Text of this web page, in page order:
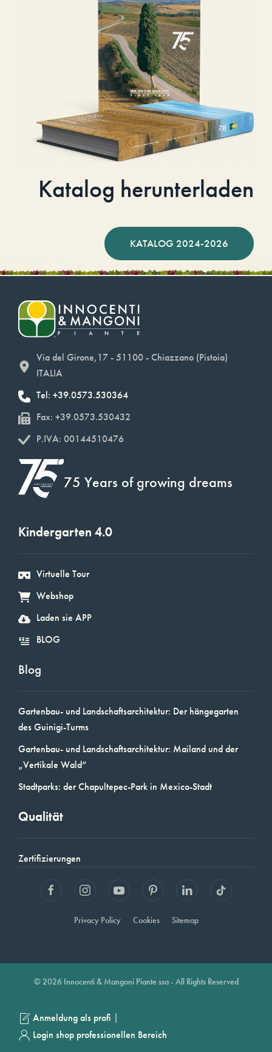
Katalog herunterladen
KATALOG 2024-2026
Via del Girone,17 - 51100 - Chiazzano (Pistoia)
ITALIA
Tel: +39.0573.530364
Fax: +39.0573.530432
P.IVA: 00144510476
75 Years of growing dreams
Kindergarten 4.0
Virtuelle Tour
Webshop
Laden sie APP
BLOG
Blog
Gartenbau- und Landschaftsarchitektur: Der hängegarten
des Guinigi-Turms
Gartenbau- und Landschaftsarchitektur: Mailand und der
„Vertikale Wald“
Stadtparks: der Chapultepec-Park in Mexico-Stadt
Qualität
Zertifizierungen
Privacy Policy Cookies Sitemap
© 2026 Innocenti & Mangoni Piante ssa - All Rights Reserved
Anmeldung als profi |
Login shop professionellen Bereich